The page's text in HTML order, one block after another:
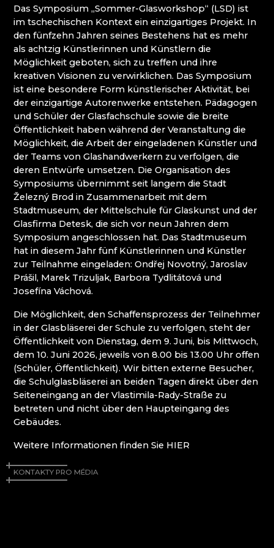
Mírová pod Kozákovem
Turnov (Turnau)
Železný Brod (Eisenbrod)
MOLS BOHEMIA
NOVOTNY GLASS
NOVÝ BOR: HÖHERE BERUFSSCHULE FÜR
GLAS UND SEKUNDARSCHULE
PAČINEK GLASS
PERLEN NB
PISKOVACKA
PRECIOSA LIGHTING
PROUSEK EXKLUSIVE LIGHTING
RESORT HVOZD
SKLO.
STUDIO VINU
SVOJKOV GLASHÜTTE, JIŘÍ HAIDL
TGK - TECHNIK, GLAS UND KUNST
TRISHARDS
VAGNERGLASS
VEREIN DER FREUNDE DER GLASHÜTTE
CHŘIBSKÁ
VLADIMIR KLEIN
VYDRY STUDIO
WEIHNACHTSKRIPPEN KRYŠTOFOVO ÚDOLÍ
(CHRISTOFSGRUND)
Riesengebirge
EVA EDLER GLASS ART
GLASHÜTTE JULIA
GLASHÜTTE UND BRAUEREI NOVOSAD &
SOHN
HANA ŠEBKOVÁ
RATAS JUSTYNA RATASIEWICZ
RIESENGEBIRGSMUSEUM
Isergebirge
Das Symposium „Sommer-Glasworkshop“ (LSD) ist
im tschechischen Kontext ein einzigartiges Projekt. In
den fünfzehn Jahren seines Bestehens hat es mehr
als achtzig Künstlerinnen und Künstlern die
Möglichkeit geboten, sich zu treffen und ihre
kreativen Visionen zu verwirklichen. Das Symposium
ist eine besondere Form künstlerischer Aktivität, bei
der einzigartige Autorenwerke entstehen. Pädagogen
und Schüler der Glasfachschule sowie die breite
Öffentlichkeit haben während der Veranstaltung die
Möglichkeit, die Arbeit der eingeladenen Künstler und
der Teams von Glashandwerkern zu verfolgen, die
deren Entwürfe umsetzen. Die Organisation des
Symposiums übernimmt seit langem die Stadt
Železný Brod in Zusammenarbeit mit dem
Stadtmuseum, der Mittelschule für Glaskunst und der
Glasfirma Detesk, die sich vor neun Jahren dem
Symposium angeschlossen hat. Das Stadtmuseum
hat in diesem Jahr fünf Künstlerinnen und Künstler
zur Teilnahme eingeladen: Ondřej Novotný, Jaroslav
Prášil, Marek Trizuljak, Barbora Tydlitátová und
Josefína Váchová.
Die Möglichkeit, den Schaffensprozess der Teilnehmer
in der Glasbläserei der Schule zu verfolgen, steht der
Öffentlichkeit von Dienstag, dem 9. Juni, bis Mittwoch,
dem 10. Juni 2026, jeweils von 8.00 bis 13.00 Uhr offen
(Schüler, Öffentlichkeit). Wir bitten externe Besucher,
die Schulglasbläserei an beiden Tagen direkt über den
Seiteneingang an der Vlastimila-Rady-Straße zu
betreten und nicht über den Haupteingang des
Gebäudes.
Weitere Informationen finden Sie HIER
KONTAKTY PRO MÉDIA